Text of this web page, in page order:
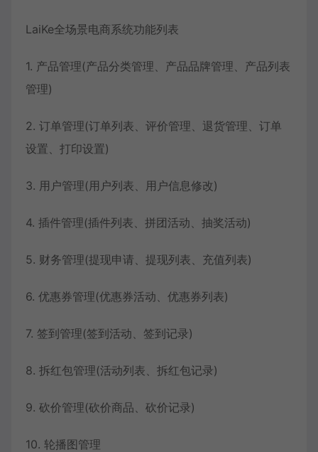
LaiKe全场景电商系统功能列表
1. 产品管理(产品分类管理、产品品牌管理、产品列表
管理)
2. 订单管理(订单列表、评价管理、退货管理、订单
设置、打印设置)
3. 用户管理(用户列表、用户信息修改)
4. 插件管理(插件列表、拼团活动、抽奖活动)
5. 财务管理(提现申请、提现列表、充值列表)
6. 优惠券管理(优惠券活动、优惠券列表)
7. 签到管理(签到活动、签到记录)
8. 拆红包管理(活动列表、拆红包记录)
9. 砍价管理(砍价商品、砍价记录)
10. 轮播图管理